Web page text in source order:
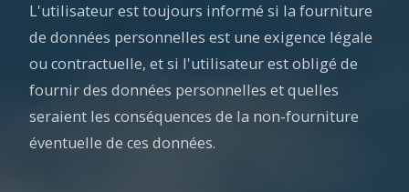
L'utilisateur est toujours informé si la fourniture
de données personnelles est une exigence légale
ou contractuelle, et si l'utilisateur est obligé de
fournir des données personnelles et quelles
seraient les conséquences de la non-fourniture
éventuelle de ces données.